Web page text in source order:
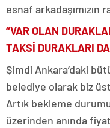
esnaf arkadaşımızın
“VAR OLAN
TAKSİ DURAKLARI
Şimdi Ankara’daki
belediye olarak biz
Artık bekleme
üzerinden anında